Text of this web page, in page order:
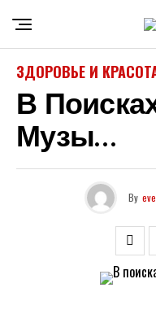
ЗДОРОВЬЕ И
В
Музы…
By